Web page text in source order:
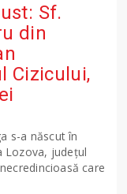
Sf.
din
Cizicului,
s-a născut în
Lozova, județul
care